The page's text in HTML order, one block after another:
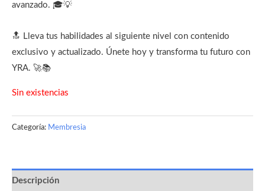
avanzado. 🎓💡
🔝 Lleva tus habilidades al siguiente nivel con contenido
exclusivo y actualizado. Únete hoy y transforma tu futuro con
YRA. 🚀📚
Sin existencias
Categoría: Membresia
Descripción